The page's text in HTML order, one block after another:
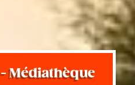
Médiathèque